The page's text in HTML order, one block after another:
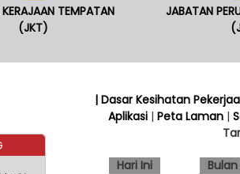
TEMPATAN
(JKT)
JABATAN
| Dasar Kesihatan
Aplikasi |Peta Laman |
Hari Ini